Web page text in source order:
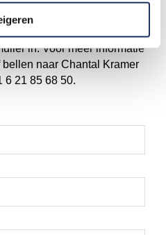
Stuur je CV en
in. Voor meer informatie
naar Chantal Kramer
6 21 85 68 50.